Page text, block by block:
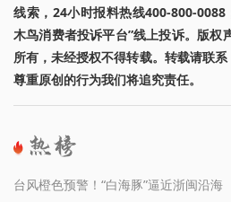
线索，24小时报料热线400-800-
木鸟消费者投诉平台”线上投诉。版权
所有，未经授权不得转载。转载请联
尊重原创的行为我们将追究责任。
台风橙色预警！“白海豚”逼近浙闽沿海